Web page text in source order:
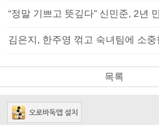
“정말 기쁘고 뜻깊다” 신민준, 2년
김은지, 한주영 꺾고 숙녀팀에 소중
목록